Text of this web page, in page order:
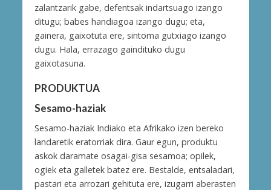
zalantzarik gabe, defentsak indartsuago izango
ditugu; babes handiagoa izango dugu; eta,
gainera, gaixotuta ere, sintoma gutxiago izango
dugu. Hala, errazago gaindituko dugu
gaixotasuna.
PRODUKTUA
Sesamo-haziak
Sesamo-haziak Indiako eta Afrikako izen bereko
landaretik eratorriak dira. Gaur egun, produktu
askok daramate osagai-gisa sesamoa; opilek,
ogiek eta galletek batez ere. Bestalde, entsaladari,
pastari eta arrozari gehituta ere, izugarri aberasten